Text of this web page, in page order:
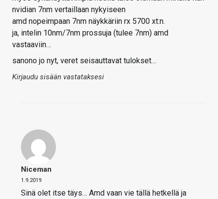
nvidian 7nm vertaillaan nykyiseen
amd nopeimpaan 7nm näykkäriin rx 5700 xt:n.
ja, intelin 10nm/7nm prossuja (tulee 7nm) amd
vastaaviin…
sanono jo nyt, veret seisauttavat tulokset…
Kirjaudu sisään vastataksesi
Niceman
1.9.2019
Sinä olet itse täys… Amd vaan vie tällä hetkellä ja